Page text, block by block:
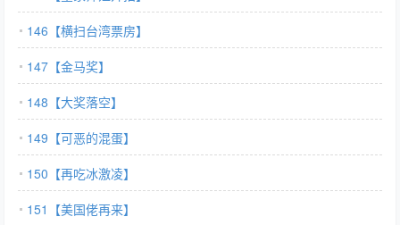
146【横扫台湾票房】
147【金马奖】
148【大奖落空】
149【可恶的混蛋】
150【再吃冰激凌】
151【美国佬再来】